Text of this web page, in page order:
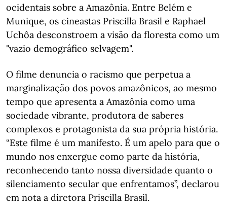
ocidentais sobre a Amazônia. Entre Belém e
Munique, os cineastas Priscilla Brasil e Raphael
Uchôa desconstroem a visão da floresta como um
"vazio demográfico selvagem".
O filme denuncia o racismo que perpetua a
marginalização dos povos amazônicos, ao mesmo
tempo que apresenta a Amazônia como uma
sociedade vibrante, produtora de saberes
complexos e protagonista da sua própria história.
“Este filme é um manifesto. É um apelo para que o
mundo nos enxergue como parte da história,
reconhecendo tanto nossa diversidade quanto o
silenciamento secular que enfrentamos”, declarou
em nota a diretora Priscilla Brasil.